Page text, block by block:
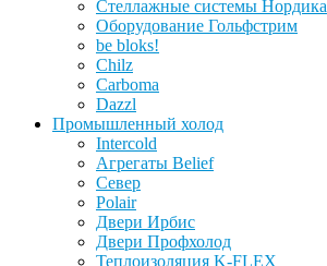
Стеллажные системы Нордика
Оборудование Гольфстрим
be bloks!
Chilz
Carboma
Dazzl
Промышленный холод
Intercold
Агрегаты Belief
Север
Polair
Двери Ирбис
Двери Профхолод
Теплоизоляция K-FLEX